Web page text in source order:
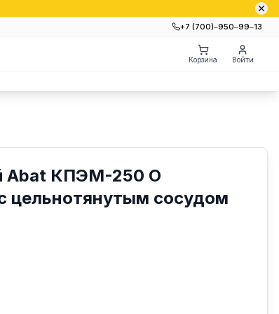
+7 (700)‒950‒99‒13
Корзина Войти
Abat КПЭМ-250 О
цельнотянутым сосудом